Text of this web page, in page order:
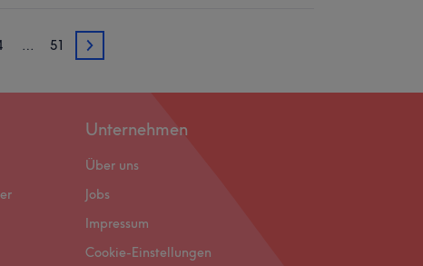
… 51 3
Unternehmen
Über uns
Jobs
Impressum
Cookie-Einstellungen